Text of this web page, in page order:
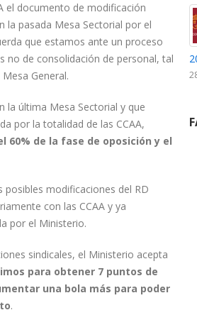
el documento de modificación
la pasada Mesa Sectorial por el
que estamos ante un proceso
no de consolidación de personal, tal
General.
la última Mesa Sectorial y que
por la totalidad de las CCAA,
60% de la fase de oposición y el
posibles modificaciones del RD
con las CCAA y ya
por el Ministerio.
sindicales, el Ministerio acepta
para obtener 7 puntos de
una bola más para poder
.